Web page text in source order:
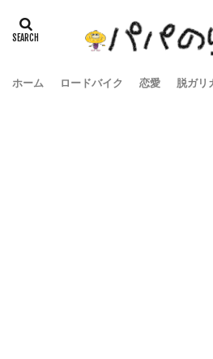
ホーム ロードバイク 恋愛 脱ガリ